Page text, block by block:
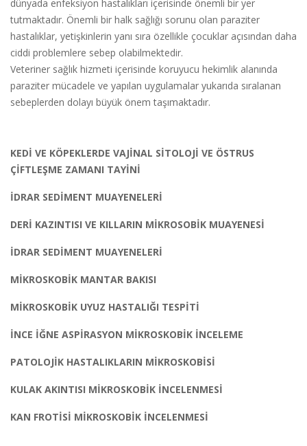
dünyada enfeksiyon hastalıkları içerisinde önemli bir yer
tutmaktadır. Önemli bir halk sağlığı sorunu olan paraziter
hastalıklar, yetişkinlerin yanı sıra özellikle çocuklar açısından daha
ciddi problemlere sebep olabilmektedir.
Veteriner sağlık hizmeti içerisinde koruyucu hekimlik alanında
paraziter mücadele ve yapılan uygulamalar yukarıda sıralanan
sebeplerden dolayı büyük önem taşımaktadır.
KEDİ VE KÖPEKLERDE VAJİNAL SİTOLOJİ VE ÖSTRUS
ÇİFTLEŞME ZAMANI TAYİNİ
İDRAR SEDİMENT MUAYENELERİ
DERİ KAZINTISI VE KILLARIN MİKROSOBİK MUAYENESİ
İDRAR SEDİMENT MUAYENELERİ
MİKROSKOBİK MANTAR BAKISI
MİKROSKOBİK UYUZ HASTALIĞI TESPİTİ
İNCE İĞNE ASPİRASYON MİKROSKOBİK İNCELEME
PATOLOJİK HASTALIKLARIN MİKROSKOBİSİ
KULAK AKINTISI MİKROSKOBİK İNCELENMESİ
KAN FROTİSİ MİKROSKOBİK İNCELENMESİ